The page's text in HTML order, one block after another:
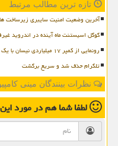
تازه ترین مطالب مرتبط
آخرین وضعیت امنیت سایبری زیرساخت
گوگل اسیستنت ماه آینده در اندروید
رونمایی از کمپر ۱۷ میلیاردی نیسان با یک توانایی جذاب
تلگرام حذف شد و سریع برگشت
نظرات بینندگان مینی
لطفا شما همدر مورد